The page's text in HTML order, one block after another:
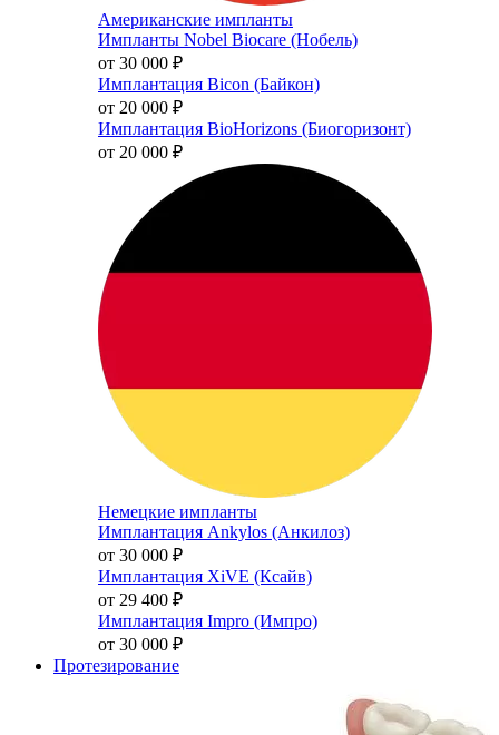
Американские импланты
Импланты Nobel Biocare (Нобель)
от 30 000 ₽
Имплантация Bicon (Байкон)
от 20 000 ₽
Имплантация BioHorizons (Биогоризонт)
от 20 000 ₽
Немецкие импланты
Имплантация Ankylos (Анкилоз)
от 30 000 ₽
Имплантация XiVE (Ксайв)
от 29 400 ₽
Имплантация Impro (Импро)
от 30 000 ₽
Протезирование